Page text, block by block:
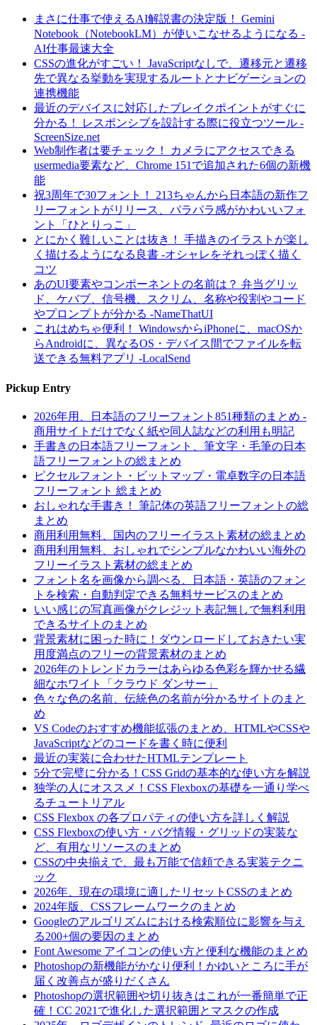
まさに仕事で使えるAI解説書の決定版！ Gemini
Notebook（NotebookLM）が使いこなせるようになる -
AI仕事最速大全
CSSの進化がすごい！ JavaScriptなしで、遷移元と遷移
先で異なる挙動を実現するルートとナビゲーションの
連携機能
最近のデバイスに対応したブレイクポイントがすぐに
分かる！ レスポンシブを設計する際に役立つツール -
ScreenSize.net
Web制作者は要チェック！ カメラにアクセスできる
usermedia要素など、Chrome 151で追加された6個の新機
能
祝3周年で30フォント！ 213ちゃんから日本語の新作フ
リーフォントがリリース、パラパラ感がかわいいフォ
ント「ひとりっこ」
とにかく難しいことは抜き！ 手描きのイラストが楽し
く描けるようになる良書 -オシャレをそれっぽく描く
コツ
あのUI要素やコンポーネントの名前は？ 弁当グリッ
ド、ケバブ、信号機、スクリム、名称や役割やコード
やプロンプトが分かる -NameThatUI
これはめちゃ便利！ WindowsからiPhoneに、macOSか
らAndroidに、異なるOS・デバイス間でファイルを転
送できる無料アプリ -LocalSend
Pickup Entry
2026年用、日本語のフリーフォント851種類のまとめ -
商用サイトだけでなく紙や同人誌などの利用も明記
手書きの日本語フリーフォント、筆文字・毛筆の日本
語フリーフォントの総まとめ
ピクセルフォント・ビットマップ・電卓数字の日本語
フリーフォント 総まとめ
おしゃれな手書き！ 筆記体の英語フリーフォントの総
まとめ
商用利用無料、国内のフリーイラスト素材の総まとめ
商用利用無料、おしゃれでシンプルなかわいい海外の
フリーイラスト素材の総まとめ
フォント名を画像から調べる、日本語・英語のフォン
トを検索・自動判定できる無料サービスのまとめ
いい感じの写真画像がクレジット表記無しで無料利用
できるサイトのまとめ
背景素材に困った時に！ダウンロードしておきたい実
用度満点のフリーの背景素材のまとめ
2026年のトレンドカラーはあらゆる色彩を輝かせる繊
細なホワイト「クラウド ダンサー」
色々な色の名前、伝統色の名前が分かるサイトのまと
め
VS Codeのおすすめ機能拡張のまとめ、HTMLやCSSや
JavaScriptなどのコードを書く時に便利
最近の実装に合わせたHTMLテンプレート
5分で完璧に分かる！CSS Gridの基本的な使い方を解説
独学の人にオススメ！CSS Flexboxの基礎を一通り学べ
るチュートリアル
CSS Flexbox の各プロパティの使い方を詳しく解説
CSS Flexboxの使い方・バグ情報・グリッドの実装な
ど、有用なリソースのまとめ
CSSの中央揃えで、最も万能で信頼できる実装テクニ
ック
2026年、現在の環境に適したリセットCSSのまとめ
2024年版、CSSフレームワークのまとめ
Googleのアルゴリズムにおける検索順位に影響を与え
る200+個の要因のまとめ
Font Awesome アイコンの使い方と便利な機能のまとめ
Photoshopの新機能がかなり便利！かゆいところに手が
届く改善点が盛りだくさん
Photoshopの選択範囲や切り抜きはこれが一番簡単で正
確！CC 2021で進化した選択範囲とマスクの作成